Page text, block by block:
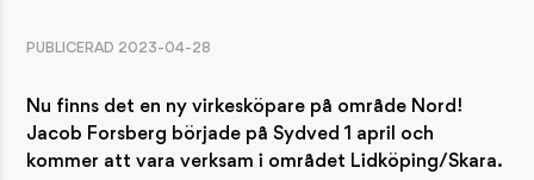
PUBLICERAD 2023-04-28
Nu finns det en ny virkesköpare på område Nord!
Jacob Forsberg började på Sydved 1 april och
kommer att vara verksam i området Lidköping/Skara.